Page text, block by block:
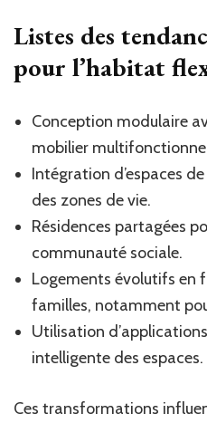
Listes des
pour l’habitat
Conception modulaire
mobilier
Intégration d’espaces
des zones de vie.
Résidences partagées
communauté sociale.
Logements évolutifs en
familles, notamment
Utilisation
intelligente des espaces.
Ces transformations